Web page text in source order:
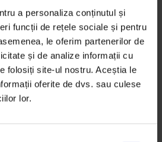
a personaliza conținutul și
funcții de rețele sociale și pentru
le oferim partenerilor de
și de analize informații cu
folosiți site-ul nostru. Aceștia le
oferite de dvs. sau culese
lor.
și m-am apucat
Top 40, prezentat la
Casey Kasem. The rest is
nu mă îndrăgostesc